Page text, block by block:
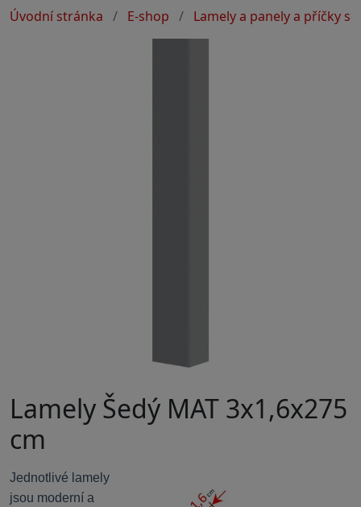
Úvodní stránka E-shop Lamely a panely a příčky
Lamely Šedý MAT 3x1,6x275
cm
Jednotlivé lamely
jsou moderní a